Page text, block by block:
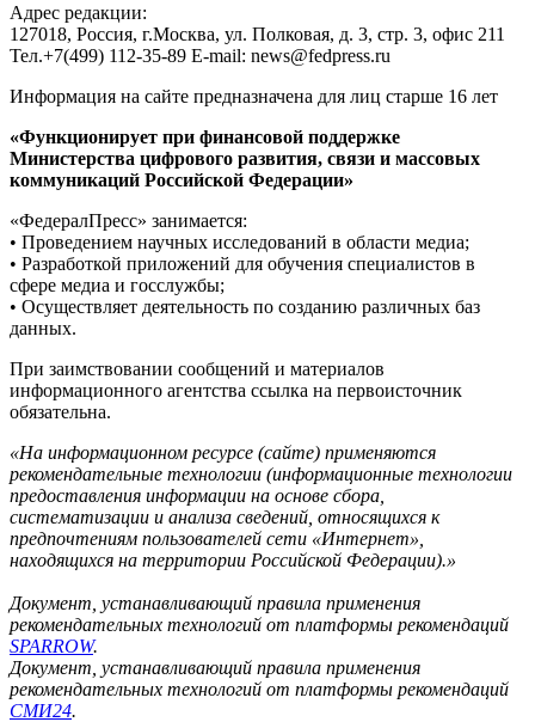
Адрес редакции:
127018, Россия, г.Москва, ул. Полковая, д. 3, стр. 3, офис 211
Тел.+7(499) 112-35-89 E-mail: news@fedpress.ru
Информация на сайте предназначена для лиц старше 16 лет
«Функционирует при финансовой поддержке
Министерства цифрового развития, связи и массовых
коммуникаций Российской Федерации»
«ФедералПресс» занимается:
• Проведением научных исследований в области медиа;
• Разработкой приложений для обучения специалистов в
сфере медиа и госслужбы;
• Осуществляет деятельность по созданию различных баз
данных.
При заимствовании сообщений и материалов
информационного агентства ссылка на первоисточник
обязательна.
«На информационном ресурсе (сайте) применяются
рекомендательные технологии (информационные технологии
предоставления информации на основе сбора,
систематизации и анализа сведений, относящихся к
предпочтениям пользователей сети «Интернет»,
находящихся на территории Российской Федерации).»
Документ, устанавливающий правила применения
рекомендательных технологий от платформы рекомендаций
SPARROW.
Документ, устанавливающий правила применения
рекомендательных технологий от платформы рекомендаций
СМИ24.